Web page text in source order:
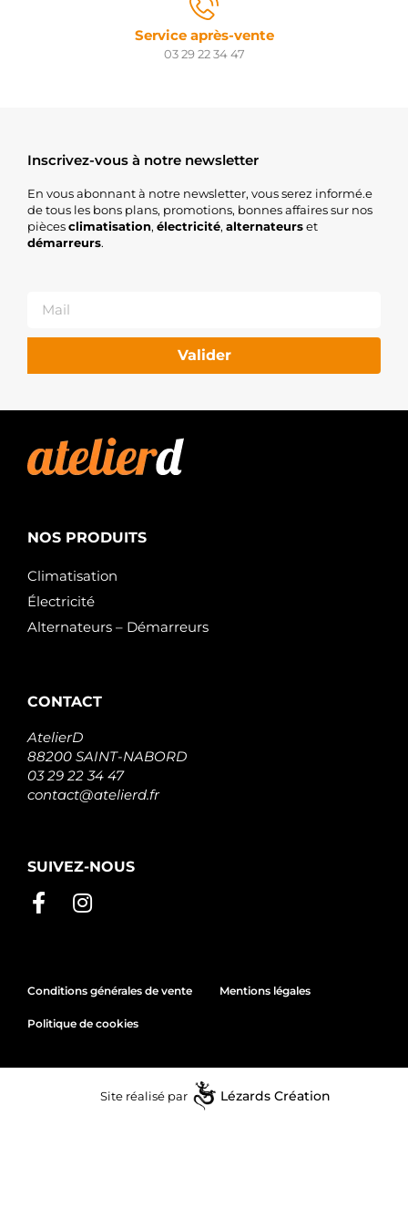
Service après-vente
03 29 22 34 47
Inscrivez-vous à notre newsletter
En vous abonnant à notre newsletter, vous serez informé.e
de tous les bons plans, promotions, bonnes affaires sur nos
piècesclimatisation, électricité, alternateurset
démarreurs.
Valider
NOS PRODUITS
Climatisation
Électricité
Alternateurs – Démarreurs
CONTACT
AtelierD
88200 SAINT-NABORD
03 29 22 34 47
contact@atelierd.fr
SUIVEZ-NOUS
Conditions générales de vente Mentions légales
Politique de cookies
Site réalisé par Lézards Création